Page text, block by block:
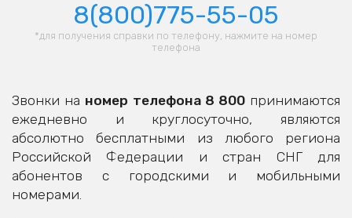
8(800)775-55-05
*для получения справки по телефону, нажмите на номер
телефона
Звонки на номер телефона 8 800принимаются
ежедневно и круглосуточно, являются
абсолютно бесплатными из любого региона
Российской Федерации и стран СНГ для
абонентов с городскими и мобильными
номерами.